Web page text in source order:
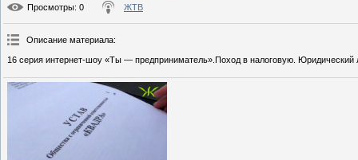
Просмотры: 0 ЖТВ
Описание материала:
16 серия интернет-шоу «Ты — предприниматель».Поход в налоговую. Юридический